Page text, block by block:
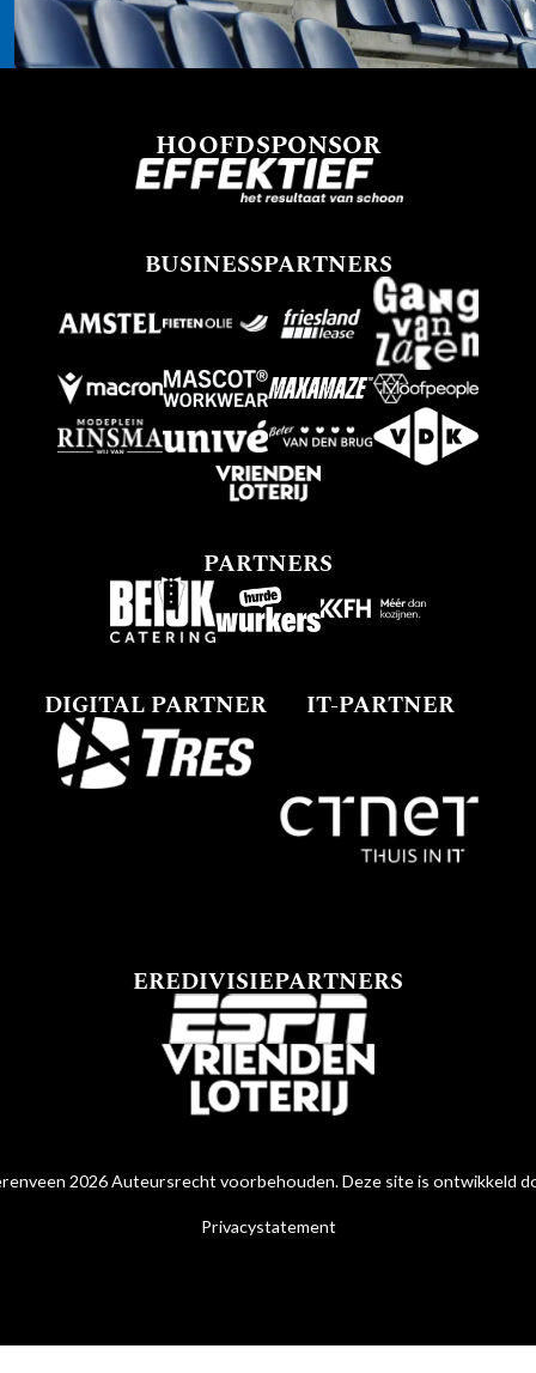
HOOFDSPONSOR
BUSINESSPARTNERS
PARTNERS
DIGITAL PARTNER IT-PARTNER
EREDIVISIEPARTNERS
2026 Auteursrecht voorbehouden. Deze site is ontwikkeld
Privacystatement